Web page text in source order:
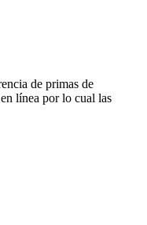
de primas de
línea por lo cual las